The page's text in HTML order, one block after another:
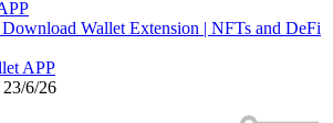
Wallet Extension | NFTs and DeFi
APP
23/6/26